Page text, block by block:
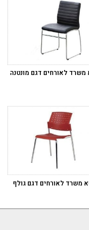
משרד לאורחים דגם מונטנה
משרד לאורחים דגם גולף